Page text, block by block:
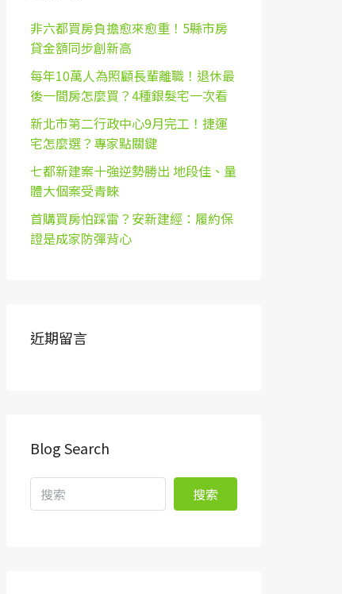
非六都買房負擔愈來愈重！5縣市房
貸金額同步創新高
每年10萬人為照顧長輩離職！退休最
後一間房怎麼買？4種銀髮宅一次看
新北市第二行政中心9月完工！捷運
宅怎麼選？專家點關鍵
七都新建案十強逆勢勝出 地段佳、量
體大個案受青睞
首購買房怕踩雷？安新建經：履約保
證是成家防彈背心
近期留言
Blog Search
搜索